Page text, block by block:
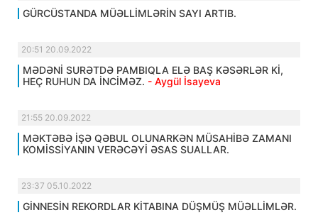
GÜRCÜSTANDA MÜƏLLİMLƏRİN SAYI ARTIB.
20:51 20.09.2022
MƏDƏNİ SURƏTDƏ PAMBIQLA ELƏ BAŞ KƏSƏRLƏR Kİ,
HEÇ RUHUN DA İNCİMƏZ. - Aygül İsayeva
21:55 20.09.2022
MƏKTƏBƏ İŞƏ QƏBUL OLUNARKƏN MÜSAHİBƏ ZAMANI
KOMİSSİYANIN VERƏCƏYİ ƏSAS SUALLAR.
23:37 05.10.2022
GİNNESİN REKORDLAR KİTABINA DÜŞMÜŞ MÜƏLLİMLƏR.